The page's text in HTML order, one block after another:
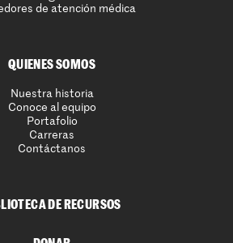
de atención médica
QUIENES SOMOS
Nuestra historia
Conoce al equipo
Portafolio
Carreras
Contáctanos
DE RECURSOS